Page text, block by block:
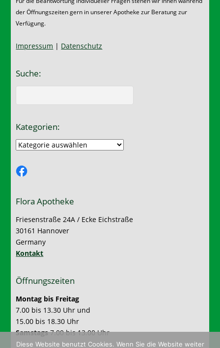
der Öffnungszeiten gern in unserer Apotheke zur Beratung zur
Verfügung.
Impressum | Datenschutz
Suche:
Kategorien:
Kategorien:
Flora Apotheke
Friesenstraße 24A / Ecke Eichstraße
30161 Hannover
Germany
Kontakt
Öffnungszeiten
Montag bis Freitag
7.00 bis 13.30 Uhr und
15.00 bis 18.30 Uhr
Samstags7.00 bis 13.00 Uhr
Diese Website benutzt Cookies. Wenn Sie die Website weiter